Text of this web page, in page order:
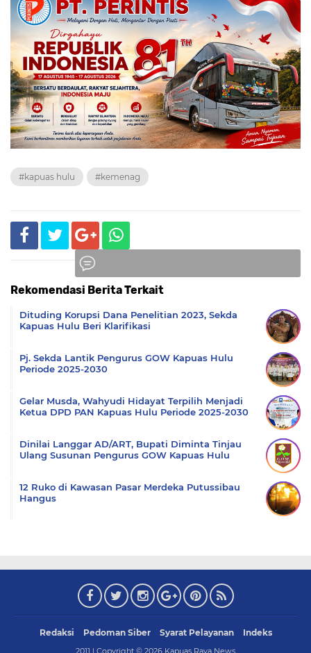
#kapuas hulu #kemenag
Rekomendasi Berita Terkait
Dituding Korupsi Dana Penelitian 2023, Sekda
Kapuas Hulu Beri Klarifikasi
Pj. Sekda Lantik Pengurus GOW Kapuas Hulu
Periode 2025-2030
Gelar Musda, Wahyudi Hidayat Terpilih Menjadi
Ketua DPD PAN Kapuas Hulu Periode 2025-2030
Dinilai Langgar AD/ART, Bupati Diminta Tinjau
Ulang Susunan Pengurus GOW Kapuas Hulu
12 Ruko di Kawasan Pasar Merdeka Putussibau
Hangus
Redaksi Pedoman Siber Syarat Pelayanan Indeks